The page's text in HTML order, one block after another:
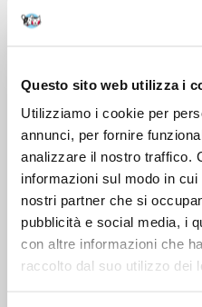
Questo sito web utilizza i
Utilizziamo i cookie per
annunci, per fornire
analizzare il nostro traffico.
informazioni sul modo in
nostri partner che si
pubblicità e social media, i
con altre informazioni che
raccolto dal suo utilizzo dei
DOPO L'ACQUISTO
VIENI A CONOSCERCI